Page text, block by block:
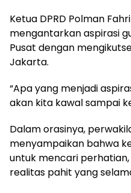
Ketua DPRD Polman
mengantarkan aspirasi
Pusat dengan
Jakarta.
“Apa yang menjadi
akan kita kawal sampai
Dalam orasinya,
menyampaikan bahwa
untuk mencari
realitas pahit yang